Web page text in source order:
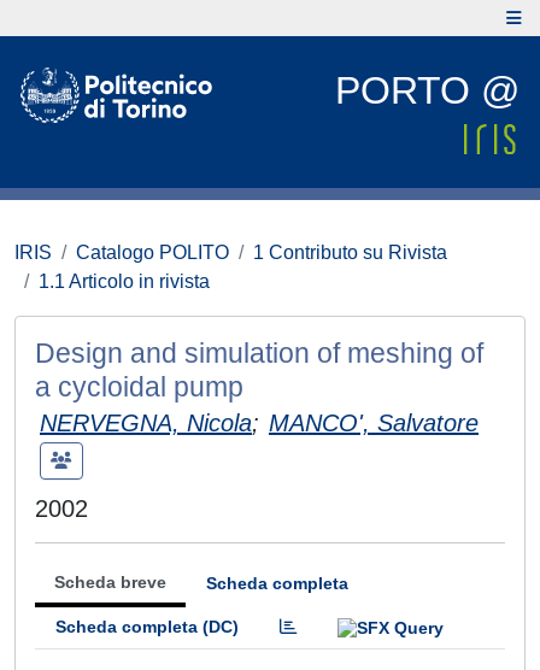
PORTO @
IRIS Catalogo POLITO
1 Contributo su Rivista
1.1 Articolo in rivista
Design and simulation of meshing of
a cycloidal pump
NERVEGNA, Nicola; MANCO', Salvatore
2002
Scheda breve Scheda completa
Scheda completa (DC)